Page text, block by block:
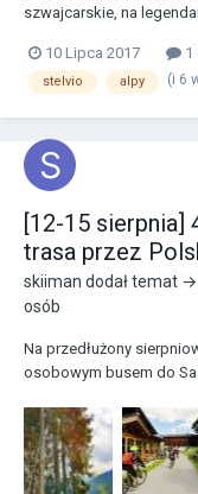
szwajcarskie, na
Przemierzymy drogi w
poruszając się po
10 Lipca 2017 1
stelvio alpy (i 6
[12-15 sierpnia]
trasa przez
skiiman dodał temat
osób
Na przedłużony
osobowym busem do
rowerze( enduro,
w tenisa, w minigolfa,